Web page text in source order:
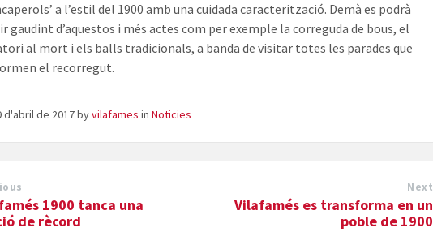
a l’estil del 1900 amb una cuidada caracterització. Demà es podrà
gaudint d’aquestos i més actes com per exemple la correguda de bous, el
al mort i els balls tradicionals, a banda de visitar totes les parades que
el recorregut.
d'abril de 2017byvilafames inNoticies
1900 tanca una
de rècord
Next
Vilafamés es transforma en un
poble de 1900